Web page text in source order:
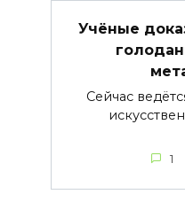
Учёные
Сейчас
1